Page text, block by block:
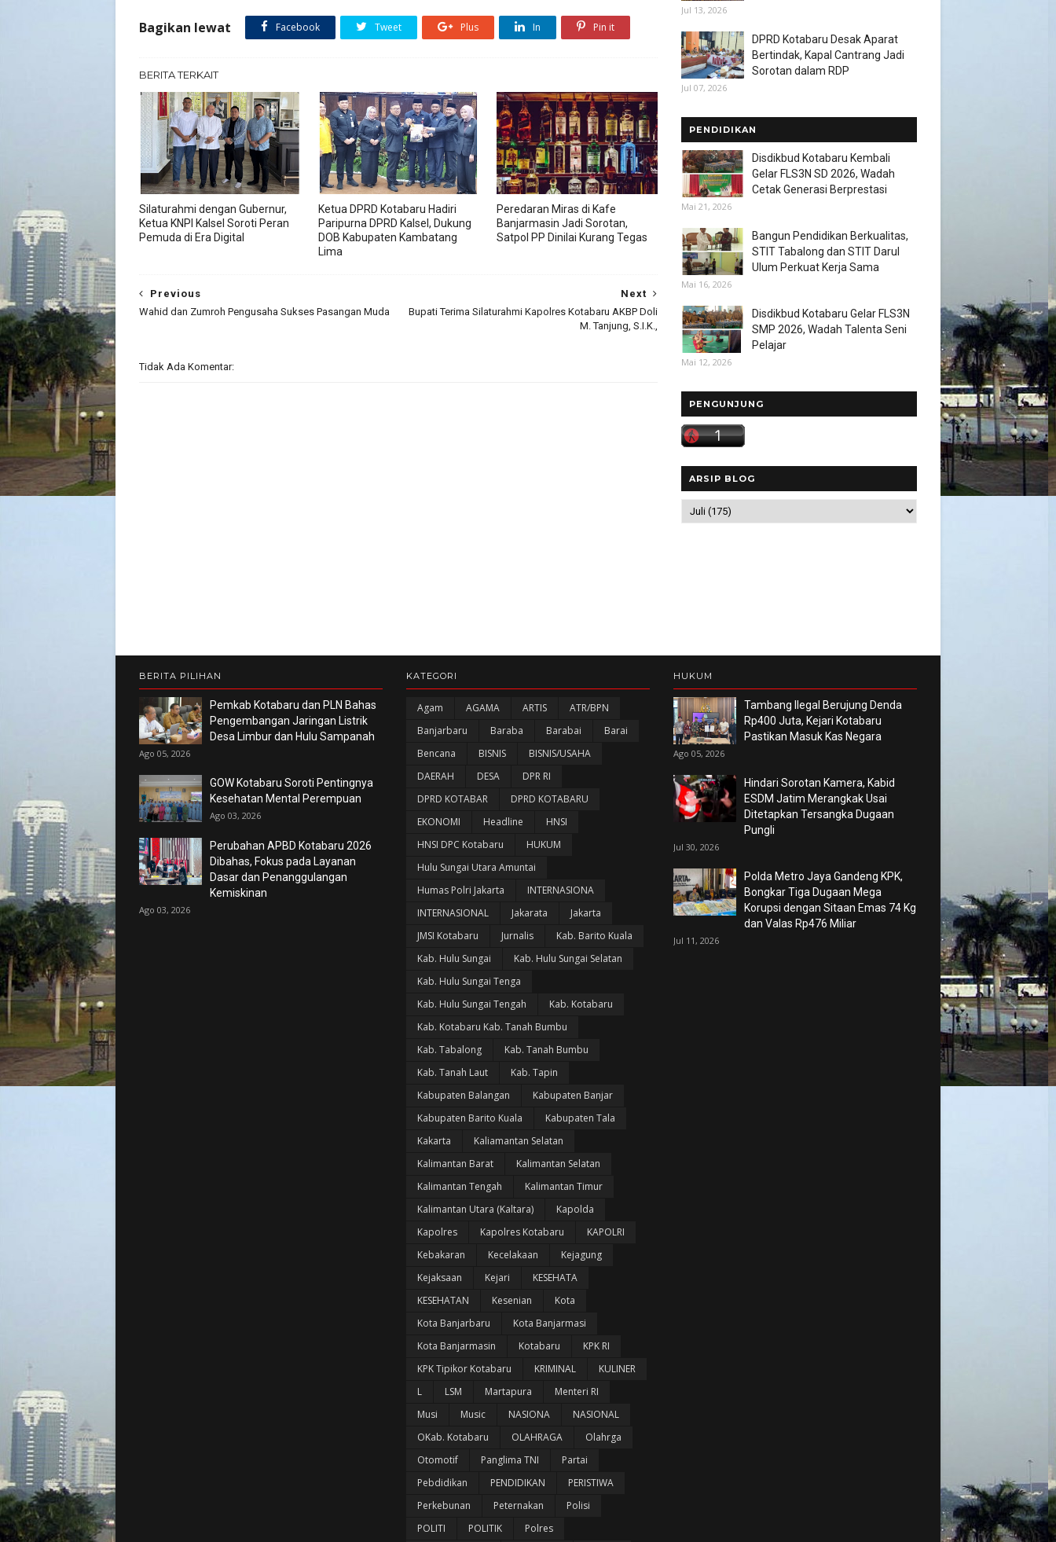
Bagikan lewat Facebook Tweet Plus In Pin it
BERITA TERKAIT
Silaturahmi dengan Gubernur,
Ketua KNPI Kalsel Soroti Peran
Pemuda di Era Digital
Ketua DPRD Kotabaru Hadiri
Paripurna DPRD Kalsel, Dukung
DOB Kabupaten Kambatang
Lima
Peredaran Miras di Kafe
Banjarmasin Jadi Sorotan,
Satpol PP Dinilai Kurang Tegas
Next
Bupati Terima Silaturahmi Kapolres Kotabaru AKBP Doli
M. Tanjung, S.I.K.,
Previous
Wahid dan Zumroh Pengusaha Sukses Pasangan Muda
Tidak Ada Komentar:
Jul 13, 2026
DPRD Kotabaru Desak Aparat
Bertindak, Kapal Cantrang Jadi
Sorotan dalam RDP
Jul 07, 2026
PENDIDIKAN
Disdikbud Kotabaru Kembali
Gelar FLS3N SD 2026, Wadah
Cetak Generasi Berprestasi
Mai 21, 2026
Bangun Pendidikan Berkualitas,
STIT Tabalong dan STIT Darul
Ulum Perkuat Kerja Sama
Mai 16, 2026
Disdikbud Kotabaru Gelar FLS3N
SMP 2026, Wadah Talenta Seni
Pelajar
Mai 12, 2026
PENGUNJUNG
ARSIP BLOG
BERITA PILIHAN
Pemkab Kotabaru dan PLN Bahas
Pengembangan Jaringan Listrik
Desa Limbur dan Hulu Sampanah
Ago 05, 2026
GOW Kotabaru Soroti Pentingnya
Kesehatan Mental Perempuan
Ago 03, 2026
Perubahan APBD Kotabaru 2026
Dibahas, Fokus pada Layanan
Dasar dan Penanggulangan
Kemiskinan
Ago 03, 2026
KATEGORI
Agam AGAMA ARTIS
ATR/BPN
Banjarbaru
Baraba Barabai
Barai
Bencana
BISNIS
BISNIS/USAHA
DAERAH
DESA
DPR RI
DPRD KOTABAR
DPRD KOTABARU
EKONOMI
Headline
HNSI
HNSI DPC Kotabaru
HUKUM
Hulu Sungai Utara Amuntai
Humas Polri Jakarta
INTERNASIONA
INTERNASIONAL
Jakarata
Jakarta
JMSI Kotabaru
Jurnalis
Kab. Barito Kuala
Kab. Hulu Sungai
Kab. Hulu Sungai Selatan
Kab. Hulu Sungai Tenga
Kab. Hulu Sungai Tengah
Kab. Kotabaru
Kab. Kotabaru Kab. Tanah Bumbu
Kab. Tabalong
Kab. Tanah Bumbu
Kab. Tanah Laut
Kab. Tapin
Kabupaten Balangan
Kabupaten Banjar
Kabupaten Barito Kuala
Kabupaten Tala
Kakarta
Kaliamantan Selatan
Kalimantan Barat
Kalimantan Selatan
Kalimantan Tengah
Kalimantan Timur
Kalimantan Utara (Kaltara)
Kapolda
Kapolres
Kapolres Kotabaru
KAPOLRI
Kebakaran
Kecelakaan
Kejagung
Kejaksaan
Kejari
KESEHATA
KESEHATAN
Kesenian
Kota
Kota Banjarbaru
Kota Banjarmasi
Kota Banjarmasin
Kotabaru
KPK RI
KPK Tipikor Kotabaru
KRIMINAL
KULINER
L
LSM Martapura
Menteri RI
Musi
Music NASIONA
NASIONAL
OKab. Kotabaru
OLAHRAGA
Olahrga
Otomotif
Panglima TNI
Partai
Pebdidikan
PENDIDIKAN
PERISTIWA
Perkebunan
Peternakan
Polisi
POLITI
POLITIK Polres
HUKUM
Tambang Ilegal Berujung Denda
Rp400 Juta, Kejari Kotabaru
Pastikan Masuk Kas Negara
Ago 05, 2026
Hindari Sorotan Kamera, Kabid
ESDM Jatim Merangkak Usai
Ditetapkan Tersangka Dugaan
Pungli
Jul 30, 2026
Polda Metro Jaya Gandeng KPK,
Bongkar Tiga Dugaan Mega
Korupsi dengan Sitaan Emas 74 Kg
dan Valas Rp476 Miliar
Jul 11, 2026